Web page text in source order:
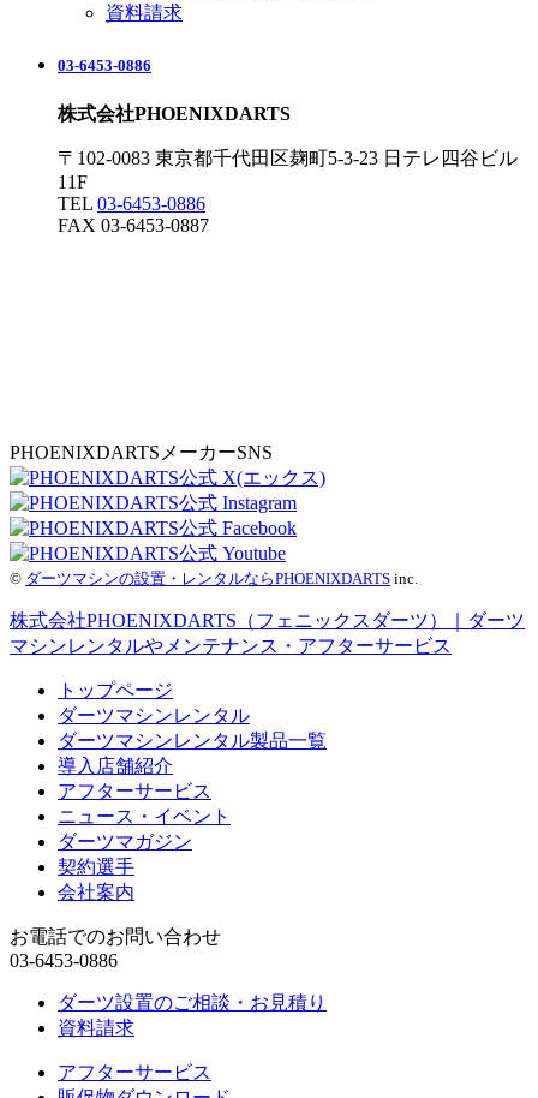
資料請求
03-6453-0886
株式会社PHOENIXDARTS
〒102-0083 東京都千代田区麹町5-3-23 日テレ四谷ビル
11F
TEL 03-6453-0886
FAX 03-6453-0887
PHOENIXDARTSメーカーSNS
© ダーツマシンの設置・レンタルならPHOENIXDARTS inc.
株式会社PHOENIXDARTS（フェニックスダーツ）｜ダーツ
マシンレンタルやメンテナンス・アフターサービス
トップページ
ダーツマシンレンタル
ダーツマシンレンタル製品一覧
導入店舗紹介
アフターサービス
ニュース・イベント
ダーツマガジン
契約選手
会社案内
お電話でのお問い合わせ
03-6453-0886
ダーツ設置のご相談・お見積り
資料請求
アフターサービス